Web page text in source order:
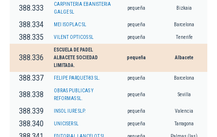
388.333
CARPINTERIA EBANISTERIA
GALGE SL
pequeña Bizkaia
388.334 MEI ISOPLAC SL pequeña Barcelona
388.335 VILENT OPTICOS SL pequeña Tenerife
388.336
ESCUELA DE PADEL
ALBACETE SOCIEDAD
LIMITADA.
pequeña Albacete
388.337 FELIPE PARQUET-83 SL. pequeña Barcelona
388.338
OBRAS PUBLICAS Y
REFORMAS SL.
pequeña Sevilla
388.339 INSOL IURE SLP. pequeña Valencia
388.340 UNICISER SL pequeña Tarragona